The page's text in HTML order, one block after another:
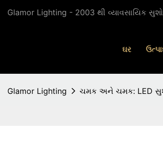
Glamor Lighting - 2003 થી વ્યાવસાયિક
ઘર
Glamor Lighting ચમક અને ચમક: LED